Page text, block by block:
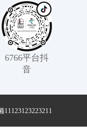
6766平台抖
音
11123123223211